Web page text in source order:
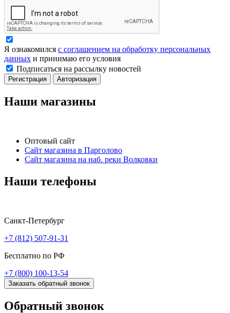
Я ознакомился с соглашением на обработку персональных
данных и принимаю его условия
Подписаться на рассылку новостей
Регистрация Авторизация
Наши магазины
Оптовый сайт
Сайт магазина в Парголово
Сайт магазина на наб. реки Волковки
Наши телефоны
Санкт-Петербург
+7 (812) 507-91-31
Бесплатно по РФ
+7 (800) 100-13-54
Заказать обратный звонок
Обратный звонок